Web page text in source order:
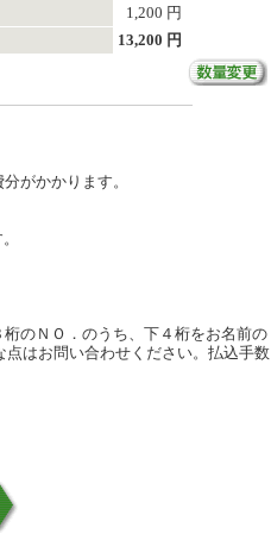
1,200 円
13,200 円
がかかります。
のＮＯ．のうち、下４桁をお名前の
はお問い合わせください。払込手数